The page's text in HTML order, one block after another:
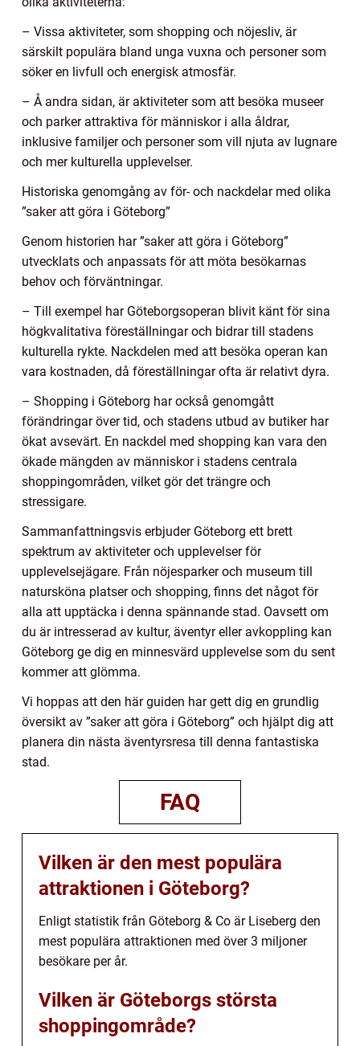
– Vissa aktiviteter, som shopping och nöjesliv, är
särskilt populära bland unga vuxna och personer som
söker en livfull och energisk atmosfär.
– Å andra sidan, är aktiviteter som att besöka museer
och parker attraktiva för människor i alla åldrar,
inklusive familjer och personer som vill njuta av lugnare
och mer kulturella upplevelser.
Historiska genomgång av för- och nackdelar med olika
”saker att göra i Göteborg”
Genom historien har ”saker att göra i Göteborg”
utvecklats och anpassats för att möta besökarnas
behov och förväntningar.
– Till exempel har Göteborgsoperan blivit känt för sina
högkvalitativa föreställningar och bidrar till stadens
kulturella rykte. Nackdelen med att besöka operan kan
vara kostnaden, då föreställningar ofta är relativt dyra.
– Shopping i Göteborg har också genomgått
förändringar över tid, och stadens utbud av butiker har
ökat avsevärt. En nackdel med shopping kan vara den
ökade mängden av människor i stadens centrala
shoppingområden, vilket gör det trängre och
stressigare.
Sammanfattningsvis erbjuder Göteborg ett brett
spektrum av aktiviteter och upplevelser för
upplevelsejägare. Från nöjesparker och museum till
natursköna platser och shopping, finns det något för
alla att upptäcka i denna spännande stad. Oavsett om
du är intresserad av kultur, äventyr eller avkoppling kan
Göteborg ge dig en minnesvärd upplevelse som du sent
kommer att glömma.
Vi hoppas att den här guiden har gett dig en grundlig
översikt av ”saker att göra i Göteborg” och hjälpt dig att
planera din nästa äventyrsresa till denna fantastiska
stad.
FAQ
Vilken är den mest populära
attraktionen i Göteborg?
Enligt statistik från Göteborg & Co är Liseberg den
mest populära attraktionen med över 3 miljoner
besökare per år.
Vilken är Göteborgs största
shoppingområde?